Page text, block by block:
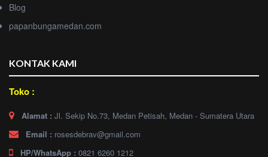
Blog
papanbungamedan.com
KONTAK KAMI
Toko :
Alamat : Jl. Sekip No.73, Medan Petisah, Medan - Sumatera Utara
Email : rosesdebrav@gmail.com
HP/WhatsApp : 0821 6260 1212